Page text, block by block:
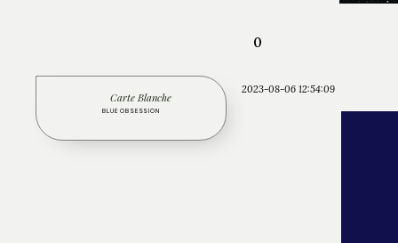
0
2023-08-06 12:54:09
Carte Blanche
BLUE OBSESSION